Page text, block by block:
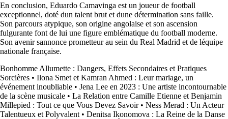
En conclusion, Eduardo Camavinga est un joueur de football
exceptionnel, doté dun talent brut et dune détermination sans faille.
Son parcours atypique, son origine angolaise et son ascension
fulgurante font de lui une figure emblématique du football moderne.
Son avenir sannonce prometteur au sein du Real Madrid et de léquipe
nationale française.
Bonhomme Allumette : Dangers, Effets Secondaires et Pratiques
Sorcières • Ilona Smet et Kamran Ahmed : Leur mariage, un
événement inoubliable • Jena Lee en 2023 : Une artiste incontournable
de la scène musicale • La Relation entre Camille Etienne et Benjamin
Millepied : Tout ce que Vous Devez Savoir• Ness Merad : Un Acteur
Talentueux et Polyvalent • Denitsa Ikonomova : La Reine de la Danse